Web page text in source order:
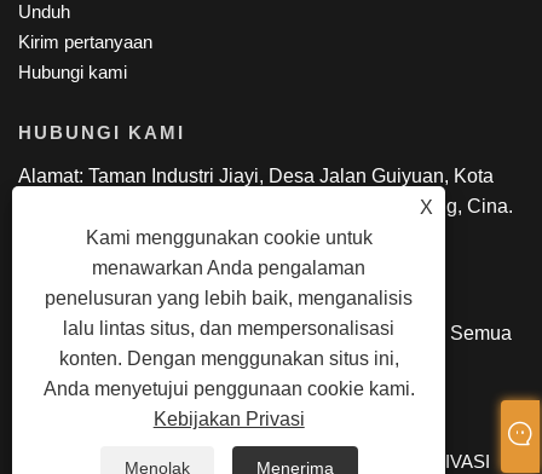
X
Kami menggunakan cookie untuk
menawarkan Anda pengalaman
penelusuran yang lebih baik, menganalisis
lalu lintas situs, dan mempersonalisasi
konten. Dengan menggunakan situs ini,
Anda menyetujui penggunaan cookie kami.
Kebijakan Privasi
Menolak Menerima
Unduh
Kirim pertanyaan
Hubungi kami
HUBUNGI KAMI
Alamat: Taman Industri Jiayi, Desa Jalan Guiyuan, Kota
Guanlan, Distrik Longhua, Shen Zhen, GuangDong, Cina.
Telp: +86-18818695085
manager@lexsmartcard.com
Hak Cipta © 2022 Shenzhen Lex Smart Co., Ltd. Semua
hak Dilindungi Undang-undang.
SITEMAP XML KEBIJAKAN PRIVASI